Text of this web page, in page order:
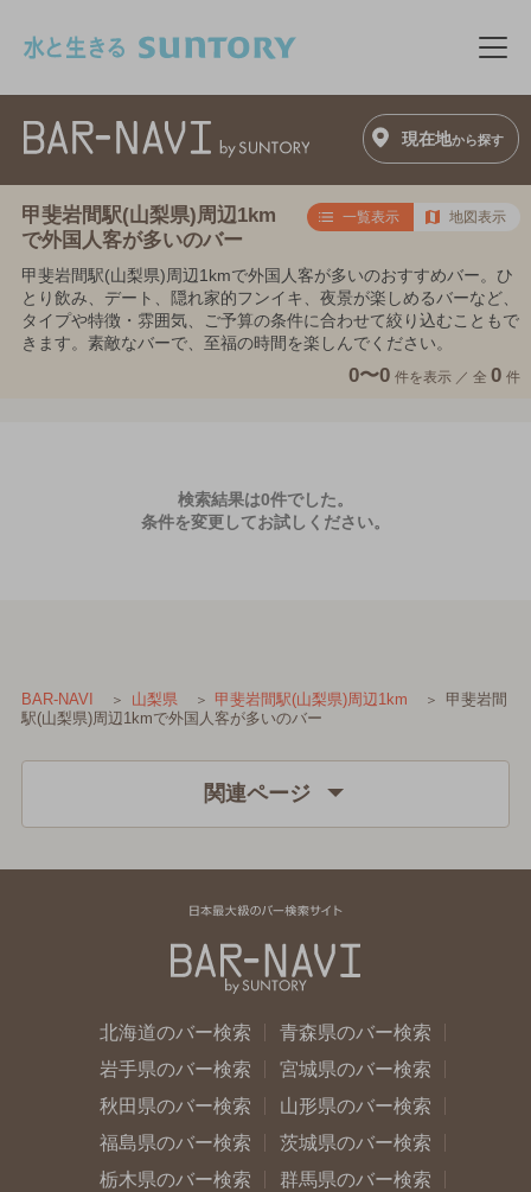
メ
現在地から探す
甲斐岩間駅(山梨県)周辺1km
で外国人客が多いのバー
一覧表示 地図表示
甲斐岩間駅(山梨県)周辺1kmで外国人客が多いのおすすめバー。ひ
とり飲み、デート、隠れ家的フンイキ、夜景が楽しめるバーなど、
タイプや特徴・雰囲気、ご予算の条件に合わせて絞り込むこともで
きます。素敵なバーで、至福の時間を楽しんでください。
0〜0 件を表示 ／ 全 0 件
検索結果は0件でした。
条件を変更してお試しください。
BAR-NAVI 山梨県 甲斐岩間駅(山梨県)周辺1km
甲斐岩間
駅(山梨県)周辺1kmで外国人客が多いのバー
関連ページ
北海道のバー検索
青森県のバー検索
岩手県のバー検索
宮城県のバー検索
秋田県のバー検索
山形県のバー検索
福島県のバー検索
茨城県のバー検索
栃木県のバー検索
群馬県のバー検索